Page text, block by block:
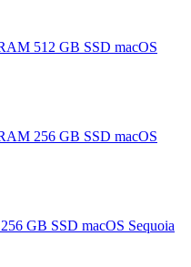
512 GB SSD macOS
256 GB SSD macOS
GB SSD macOS Sequoia